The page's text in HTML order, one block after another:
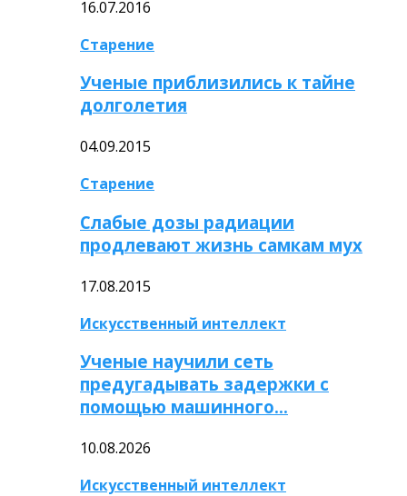
16.07.2016
Старение
Ученые приблизились к тайне
долголетия
04.09.2015
Старение
Слабые дозы радиации
продлевают жизнь самкам мух
17.08.2015
Искусственный интеллект
Ученые научили сеть
предугадывать задержки с
помощью машинного…
10.08.2026
Искусственный интеллект